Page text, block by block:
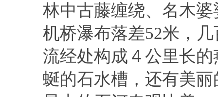
林中古藤缠绕、名木
机桥瀑布落差52米，
流经处构成４公里长
蜒的石水槽，还有美